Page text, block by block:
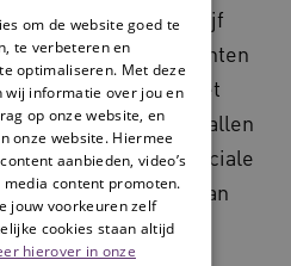
ervaring. Je lijf
en mankementen
lager, je overziet
om je heen vallen
en verliest een sociale
meer het begin van
om de website goed te
te verbeteren en
optimaliseren. Met deze
wij informatie over jou en
op onze website, en
onze website. Hiermee
aanbieden, video’s
content promoten.
jouw voorkeuren zelf
cookies staan altijd
hierover in onze